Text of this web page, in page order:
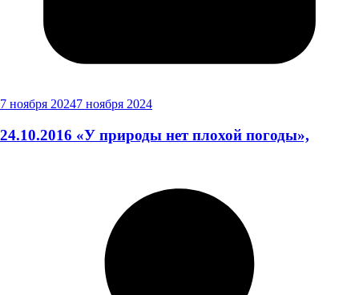
7 ноября 20247 ноября 2024
24.10.2016 «У природы нет плохой погоды»,